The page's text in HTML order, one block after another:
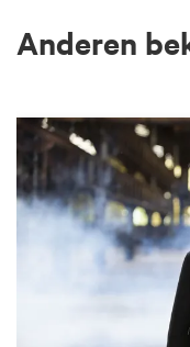
Anderen